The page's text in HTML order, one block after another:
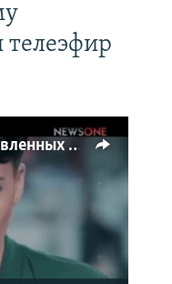
телеэфир
Страна самых высокопоставленных телеведущих. Почему политики захватили телеэфир Украины
available